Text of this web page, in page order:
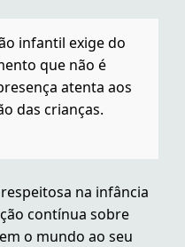
infantil exige do
que não é
atenta aos
das crianças.
na infância
contínua sobre
o mundo ao seu